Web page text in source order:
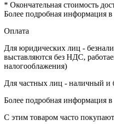
* Окончательная стоимость
Более подробная информация в
Оплата
Для юридических лиц -
выставляются без НДС,
налогооблажения)
Для частных лиц - наличный и
Более подробная информация в
С этим товаром часто покупают